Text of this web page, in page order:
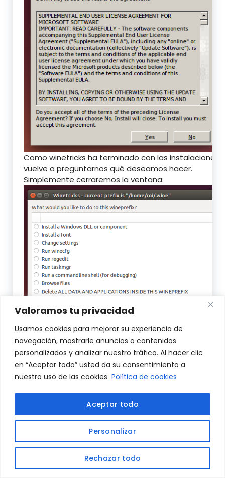
Valoramos tu privacidad
Usamos cookies para mejorar su experiencia de
navegación, mostrarle anuncios o contenidos
personalizados y analizar nuestro tráfico. Al hacer clic
en “Aceptar todo” usted da su consentimiento a
nuestro uso de las cookies. Política de cookies
Personalizar
Rechazar todo
Aceptar todo
Como winetricks ha terminado con las instalaciones,
vuelve a preguntarnos qué deseamos hacer.
Simplemente cerraremos la ventana:
Se abrirá la primera ventana de wineprefix, y la
también:
Translate »
Contactar